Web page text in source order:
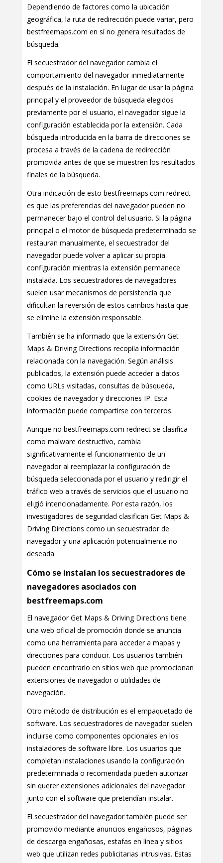
Dependiendo de factores como la ubicación
geográfica, la ruta de redirección puede variar, pero
bestfreemaps.com en sí no genera resultados de
búsqueda.
El secuestrador del navegador cambia el
comportamiento del navegador inmediatamente
después de la instalación. En lugar de usar la página
principal y el proveedor de búsqueda elegidos
previamente por el usuario, el navegador sigue la
configuración establecida por la extensión. Cada
búsqueda introducida en la barra de direcciones se
procesa a través de la cadena de redirección
promovida antes de que se muestren los resultados
finales de la búsqueda.
Otra indicación de esto bestfreemaps.com redirect
es que las preferencias del navegador pueden no
permanecer bajo el control del usuario. Si la página
principal o el motor de búsqueda predeterminado se
restauran manualmente, el secuestrador del
navegador puede volver a aplicar su propia
configuración mientras la extensión permanece
instalada. Los secuestradores de navegadores
suelen usar mecanismos de persistencia que
dificultan la reversión de estos cambios hasta que
se elimine la extensión responsable.
También se ha informado que la extensión Get
Maps & Driving Directions recopila información
relacionada con la navegación. Según análisis
publicados, la extensión puede acceder a datos
como URLs visitadas, consultas de búsqueda,
cookies de navegador y direcciones IP. Esta
información puede compartirse con terceros.
Aunque no bestfreemaps.com redirect se clasifica
como malware destructivo, cambia
significativamente el funcionamiento de un
navegador al reemplazar la configuración de
búsqueda seleccionada por el usuario y redirigir el
tráfico web a través de servicios que el usuario no
eligió intencionadamente. Por esta razón, los
investigadores de seguridad clasifican Get Maps &
Driving Directions como un secuestrador de
navegador y una aplicación potencialmente no
deseada.
Cómo se instalan los secuestradores de
navegadores asociados con
bestfreemaps.com
El navegador Get Maps & Driving Directions tiene
una web oficial de promoción donde se anuncia
como una herramienta para acceder a mapas y
direcciones para conducir. Los usuarios también
pueden encontrarlo en sitios web que promocionan
extensiones de navegador o utilidades de
navegación.
Otro método de distribución es el empaquetado de
software. Los secuestradores de navegador suelen
incluirse como componentes opcionales en los
instaladores de software libre. Los usuarios que
completan instalaciones usando la configuración
predeterminada o recomendada pueden autorizar
sin querer extensiones adicionales del navegador
junto con el software que pretendían instalar.
El secuestrador del navegador también puede ser
promovido mediante anuncios engañosos, páginas
de descarga engañosas, estafas en línea y sitios
web que utilizan redes publicitarias intrusivas. Estas